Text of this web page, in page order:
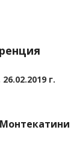
26.02.2019 г.